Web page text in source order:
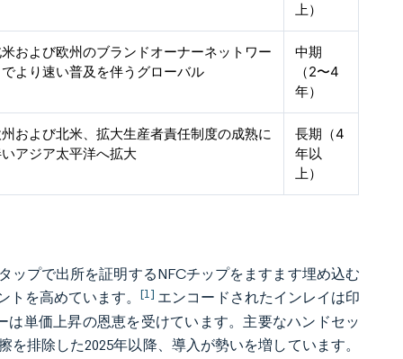
上）
および欧州のブランドオーナーネットワー
より速い普及を伴うグローバル
中期
（2〜4
年）
および北米、拡大生産者責任制度の成熟に
アジア太平洋へ拡大
長期（4
年以
上）
プで出所を証明するNFCチップをますます埋め込む
トを高めています。[1] エンコードされたインレイは印
単価上昇の恩恵を受けています。主要なハンドセッ
排除した2025年以降、導入が勢いを増しています。